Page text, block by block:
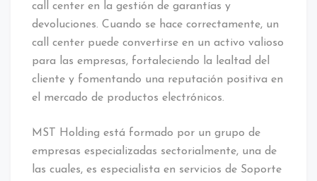
call center en la gestión de garantías y
devoluciones. Cuando se hace correctamente, un
call center puede convertirse en un activo valioso
para las empresas, fortaleciendo la lealtad del
cliente y fomentando una reputación positiva en
el mercado de productos electrónicos.
MST Holding está formado por un grupo de
empresas especializadas sectorialmente, una de
las cuales, es especialista en servicios de Soporte